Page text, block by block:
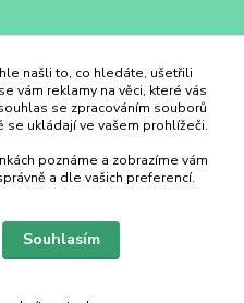
našli to, co hledáte, ušetřili
vám reklamy na věci, které vás
se zpracováním souborů
se ukládají ve vašem prohlížeči.
poznáme a zobrazíme vám
a dle vašich preferencí.
Souhlasím